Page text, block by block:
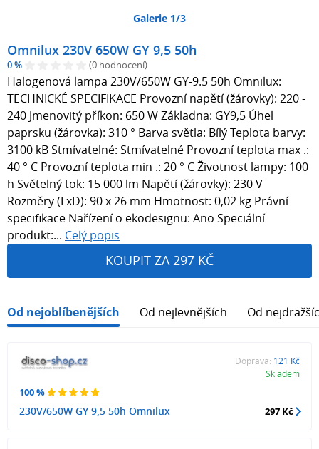
Galerie 1/3
Omnilux 230V 650W GY 9,5 50h
0 % (0 hodnocení)
Halogenová lampa 230V/650W GY-9.5 50h Omnilux:
TECHNICKÉ SPECIFIKACE Provozní napětí (žárovky): 220 -
240 Jmenovitý příkon: 650 W Základna: GY9,5 Úhel
paprsku (žárovka): 310 ° Barva světla: Bílý Teplota barvy:
3100 kB Stmívatelné: Stmívatelné Provozní teplota max .:
40 ° C Provozní teplota min .: 20 ° C Životnost lampy: 100
h Světelný tok: 15 000 lm Napětí (žárovky): 230 V
Rozměry (LxD): 90 x 26 mm Hmotnost: 0,02 kg Právní
specifikace Nařízení o ekodesignu: Ano Speciální
produkt:... Celý popis
KOUPIT ZA 297 KČ
Od nejoblíbenějších Od nejlevnějších Od
100 %
230V/650W GY 9,5 50h Omnilux
Doprava: 121 Kč
Skladem
297 Kč